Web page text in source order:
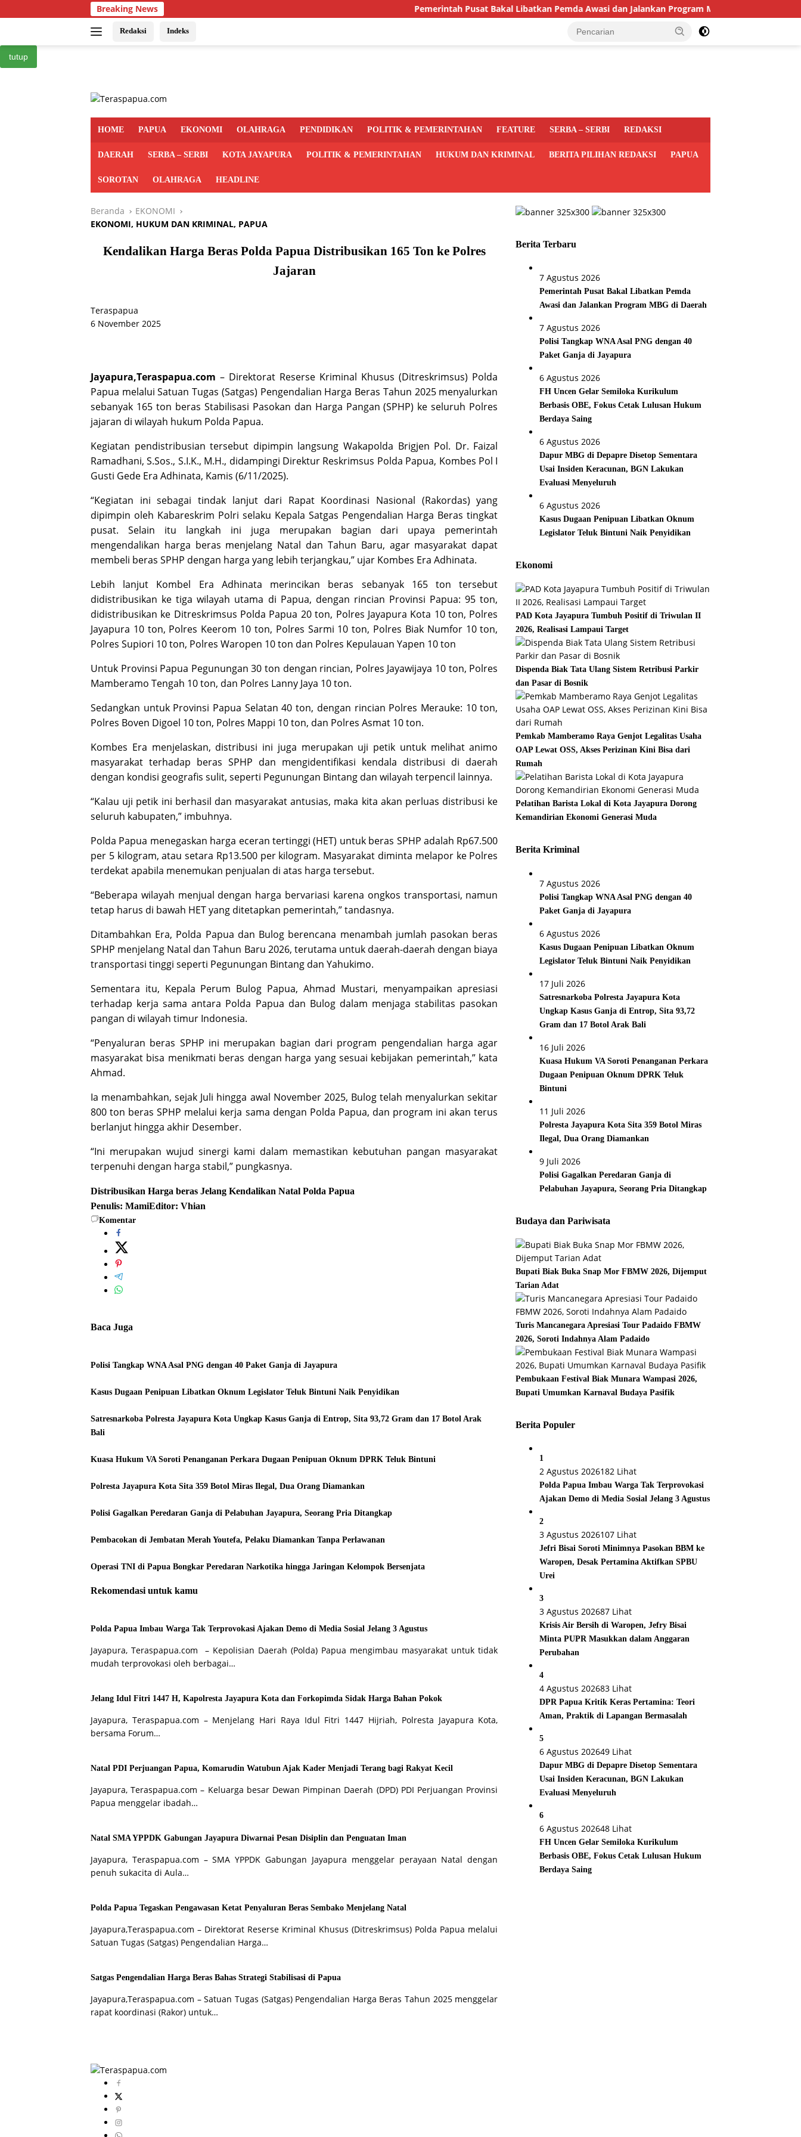
ke
Breaking News Pemerintah Pusat Bakal Libatkan Pemda Awasi dan Jalankan Program MBG di Daerah
Redaksi Indeks
tutup
HOME PAPUA EKONOMI OLAHRAGA PENDIDIKAN POLITIK & PEMERINTAHAN FEATURE SERBA – SERBI REDAKSI
DAERAH SERBA – SERBI KOTA JAYAPURA POLITIK & PEMERINTAHAN HUKUM DAN KRIMINAL BERITA PILIHAN REDAKSI PAPUA
SOROTAN OLAHRAGA HEADLINE
Beranda
EKONOMI
EKONOMI, HUKUM DAN KRIMINAL, PAPUA
Kendalikan Harga Beras Polda Papua Distribusikan 165 Ton ke Polres
Jajaran
Teraspapua
6 November 2025
Jayapura,Teraspapua.com – Direktorat Reserse Kriminal Khusus (Ditreskrimsus) Polda
Papua melalui Satuan Tugas (Satgas) Pengendalian Harga Beras Tahun 2025 menyalurkan
sebanyak 165 ton beras Stabilisasi Pasokan dan Harga Pangan (SPHP) ke seluruh Polres
jajaran di wilayah hukum Polda Papua.
Kegiatan pendistribusian tersebut dipimpin langsung Wakapolda Brigjen Pol. Dr. Faizal
Ramadhani, S.Sos., S.I.K., M.H., didampingi Direktur Reskrimsus Polda Papua, Kombes Pol I
Gusti Gede Era Adhinata, Kamis (6/11/2025).
“Kegiatan ini sebagai tindak lanjut dari Rapat Koordinasi Nasional (Rakordas) yang
dipimpin oleh Kabareskrim Polri selaku Kepala Satgas Pengendalian Harga Beras tingkat
pusat. Selain itu langkah ini juga merupakan bagian dari upaya pemerintah
mengendalikan harga beras menjelang Natal dan Tahun Baru, agar masyarakat dapat
membeli beras SPHP dengan harga yang lebih terjangkau,” ujar Kombes Era Adhinata.
Lebih lanjut Kombel Era Adhinata merincikan beras sebanyak 165 ton tersebut
didistribusikan ke tiga wilayah utama di Papua, dengan rincian Provinsi Papua: 95 ton,
didistribusikan ke Ditreskrimsus Polda Papua 20 ton, Polres Jayapura Kota 10 ton, Polres
Jayapura 10 ton, Polres Keerom 10 ton, Polres Sarmi 10 ton, Polres Biak Numfor 10 ton,
Polres Supiori 10 ton, Polres Waropen 10 ton dan Polres Kepulauan Yapen 10 ton
Untuk Provinsi Papua Pegunungan 30 ton dengan rincian, Polres Jayawijaya 10 ton, Polres
Mamberamo Tengah 10 ton, dan Polres Lanny Jaya 10 ton.
Sedangkan untuk Provinsi Papua Selatan 40 ton, dengan rincian Polres Merauke: 10 ton,
Polres Boven Digoel 10 ton, Polres Mappi 10 ton, dan Polres Asmat 10 ton.
Kombes Era menjelaskan, distribusi ini juga merupakan uji petik untuk melihat animo
masyarakat terhadap beras SPHP dan mengidentifikasi kendala distribusi di daerah
dengan kondisi geografis sulit, seperti Pegunungan Bintang dan wilayah terpencil lainnya.
“Kalau uji petik ini berhasil dan masyarakat antusias, maka kita akan perluas distribusi ke
seluruh kabupaten,” imbuhnya.
Polda Papua menegaskan harga eceran tertinggi (HET) untuk beras SPHP adalah Rp67.500
per 5 kilogram, atau setara Rp13.500per kilogram. Masyarakat diminta melapor ke Polres
terdekat apabila menemukan penjualan di atas harga tersebut.
“Beberapa wilayah menjual dengan harga bervariasi karena ongkos transportasi, namun
tetap harus di bawah HET yang ditetapkan pemerintah,” tandasnya.
Ditambahkan Era, Polda Papua dan Bulog berencana menambah jumlah pasokan beras
SPHP menjelang Natal dan Tahun Baru 2026, terutama untuk daerah-daerah dengan biaya
transportasi tinggi seperti Pegunungan Bintang dan Yahukimo.
Sementara itu, Kepala Perum Bulog Papua, Ahmad Mustari, menyampaikan apresiasi
terhadap kerja sama antara Polda Papua dan Bulog dalam menjaga stabilitas pasokan
pangan di wilayah timur Indonesia.
“Penyaluran beras SPHP ini merupakan bagian dari program pengendalian harga agar
masyarakat bisa menikmati beras dengan harga yang sesuai kebijakan pemerintah,” kata
Ahmad.
Ia menambahkan, sejak Juli hingga awal November 2025, Bulog telah menyalurkan sekitar
800 ton beras SPHP melalui kerja sama dengan Polda Papua, dan program ini akan terus
berlanjut hingga akhir Desember.
“Ini merupakan wujud sinergi kami dalam memastikan kebutuhan pangan masyarakat
terpenuhi dengan harga stabil,” pungkasnya.
Distribusikan Harga beras Jelang Kendalikan Natal Polda Papua
Penulis: MamiEditor: Vhian
Komentar
Baca Juga
Polisi Tangkap WNA Asal PNG dengan 40 Paket Ganja di Jayapura
Kasus Dugaan Penipuan Libatkan Oknum Legislator Teluk Bintuni Naik Penyidikan
Satresnarkoba Polresta Jayapura Kota Ungkap Kasus Ganja di Entrop, Sita 93,72 Gram dan 17 Botol Arak
Bali
Kuasa Hukum VA Soroti Penanganan Perkara Dugaan Penipuan Oknum DPRK Teluk Bintuni
Polresta Jayapura Kota Sita 359 Botol Miras Ilegal, Dua Orang Diamankan
Polisi Gagalkan Peredaran Ganja di Pelabuhan Jayapura, Seorang Pria Ditangkap
Pembacokan di Jembatan Merah Youtefa, Pelaku Diamankan Tanpa Perlawanan
Operasi TNI di Papua Bongkar Peredaran Narkotika hingga Jaringan Kelompok Bersenjata
Rekomendasi untuk kamu
Polda Papua Imbau Warga Tak Terprovokasi Ajakan Demo di Media Sosial Jelang 3 Agustus
Jayapura, Teraspapua.com – Kepolisian Daerah (Polda) Papua mengimbau masyarakat untuk tidak
mudah terprovokasi oleh berbagai…
Jelang Idul Fitri 1447 H, Kapolresta Jayapura Kota dan Forkopimda Sidak Harga Bahan Pokok
Jayapura, Teraspapua.com – Menjelang Hari Raya Idul Fitri 1447 Hijriah, Polresta Jayapura Kota,
bersama Forum…
Natal PDI Perjuangan Papua, Komarudin Watubun Ajak Kader Menjadi Terang bagi Rakyat Kecil
Jayapura, Teraspapua.com – Keluarga besar Dewan Pimpinan Daerah (DPD) PDI Perjuangan Provinsi
Papua menggelar ibadah…
Natal SMA YPPDK Gabungan Jayapura Diwarnai Pesan Disiplin dan Penguatan Iman
Jayapura, Teraspapua.com – SMA YPPDK Gabungan Jayapura menggelar perayaan Natal dengan
penuh sukacita di Aula…
Polda Papua Tegaskan Pengawasan Ketat Penyaluran Beras Sembako Menjelang Natal
Jayapura,Teraspapua.com – Direktorat Reserse Kriminal Khusus (Ditreskrimsus) Polda Papua melalui
Satuan Tugas (Satgas) Pengendalian Harga…
Satgas Pengendalian Harga Beras Bahas Strategi Stabilisasi di Papua
Jayapura,Teraspapua.com – Satuan Tugas (Satgas) Pengendalian Harga Beras Tahun 2025 menggelar
rapat koordinasi (Rakor) untuk…
Berita Terbaru
7 Agustus 2026
Pemerintah Pusat Bakal Libatkan Pemda
Awasi dan Jalankan Program MBG di Daerah
7 Agustus 2026
Polisi Tangkap WNA Asal PNG dengan 40
Paket Ganja di Jayapura
6 Agustus 2026
FH Uncen Gelar Semiloka Kurikulum
Berbasis OBE, Fokus Cetak Lulusan Hukum
Berdaya Saing
6 Agustus 2026
Dapur MBG di Depapre Disetop Sementara
Usai Insiden Keracunan, BGN Lakukan
Evaluasi Menyeluruh
6 Agustus 2026
Kasus Dugaan Penipuan Libatkan Oknum
Legislator Teluk Bintuni Naik Penyidikan
Ekonomi
PAD Kota Jayapura Tumbuh Positif di Triwulan II
2026, Realisasi Lampaui Target
Dispenda Biak Tata Ulang Sistem Retribusi Parkir
dan Pasar di Bosnik
Pemkab Mamberamo Raya Genjot Legalitas Usaha
OAP Lewat OSS, Akses Perizinan Kini Bisa dari
Rumah
Pelatihan Barista Lokal di Kota Jayapura Dorong
Kemandirian Ekonomi Generasi Muda
Berita Kriminal
7 Agustus 2026
Polisi Tangkap WNA Asal PNG dengan 40
Paket Ganja di Jayapura
6 Agustus 2026
Kasus Dugaan Penipuan Libatkan Oknum
Legislator Teluk Bintuni Naik Penyidikan
17 Juli 2026
Satresnarkoba Polresta Jayapura Kota
Ungkap Kasus Ganja di Entrop, Sita 93,72
Gram dan 17 Botol Arak Bali
16 Juli 2026
Kuasa Hukum VA Soroti Penanganan Perkara
Dugaan Penipuan Oknum DPRK Teluk
Bintuni
11 Juli 2026
Polresta Jayapura Kota Sita 359 Botol Miras
Ilegal, Dua Orang Diamankan
9 Juli 2026
Polisi Gagalkan Peredaran Ganja di
Pelabuhan Jayapura, Seorang Pria Ditangkap
Budaya dan Pariwisata
Bupati Biak Buka Snap Mor FBMW 2026, Dijemput
Tarian Adat
Turis Mancanegara Apresiasi Tour Padaido FBMW
2026, Soroti Indahnya Alam Padaido
Pembukaan Festival Biak Munara Wampasi 2026,
Bupati Umumkan Karnaval Budaya Pasifik
Berita Populer
1
2 Agustus 2026182 Lihat
Polda Papua Imbau Warga Tak Terprovokasi
Ajakan Demo di Media Sosial Jelang 3 Agustus
2
3 Agustus 2026107 Lihat
Jefri Bisai Soroti Minimnya Pasokan BBM ke
Waropen, Desak Pertamina Aktifkan SPBU
Urei
3
3 Agustus 202687 Lihat
Krisis Air Bersih di Waropen, Jefry Bisai
Minta PUPR Masukkan dalam Anggaran
Perubahan
4
4 Agustus 202683 Lihat
DPR Papua Kritik Keras Pertamina: Teori
Aman, Praktik di Lapangan Bermasalah
5
6 Agustus 202649 Lihat
Dapur MBG di Depapre Disetop Sementara
Usai Insiden Keracunan, BGN Lakukan
Evaluasi Menyeluruh
6
6 Agustus 202648 Lihat
FH Uncen Gelar Semiloka Kurikulum
Berbasis OBE, Fokus Cetak Lulusan Hukum
Berdaya Saing